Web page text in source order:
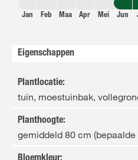
Jan Feb Maa Apr Mei Jun
Eigenschappen
Plantlocatie:
tuin, moestuinbak,
Planthoogte:
gemiddeld 80 cm